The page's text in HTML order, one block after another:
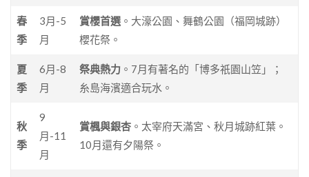
春
季
3月-5
月
賞櫻首選 。大濠公園、舞鶴公園（福岡城跡）
櫻花祭。
夏
季
6月-8
月
祭典熱力 。7月有著名的「博多祇園山笠」；
糸島海濱適合玩水。
秋
季
9
月-11
月
賞楓與銀杏 。太宰府天滿宮、秋月城跡紅葉。
10月還有夕陽祭。